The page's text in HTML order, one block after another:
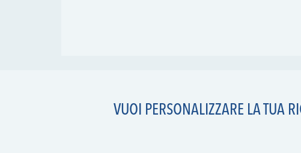
VUOI PERSONALIZZARE LA TUA